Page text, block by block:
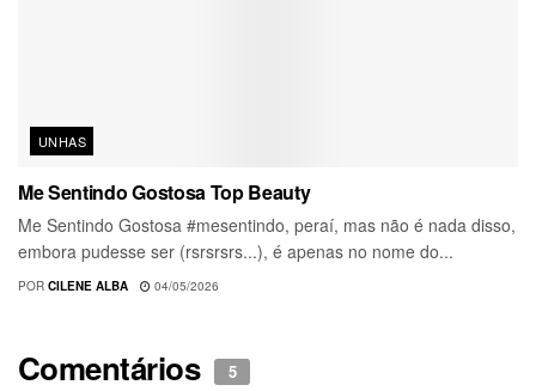
UNHAS
Me Sentindo Gostosa Top Beauty
Me Sentindo Gostosa #mesentindo, peraí, mas não é nada disso,
embora pudesse ser (rsrsrsrs...), é apenas no nome do...
POR CILENE ALBA 04/05/2026
Comentários 5